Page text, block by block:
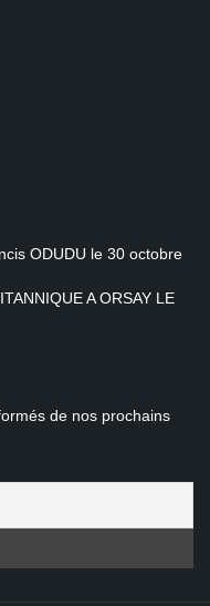
ODUDU le 30 octobre
A ORSAY LE
de nos prochains